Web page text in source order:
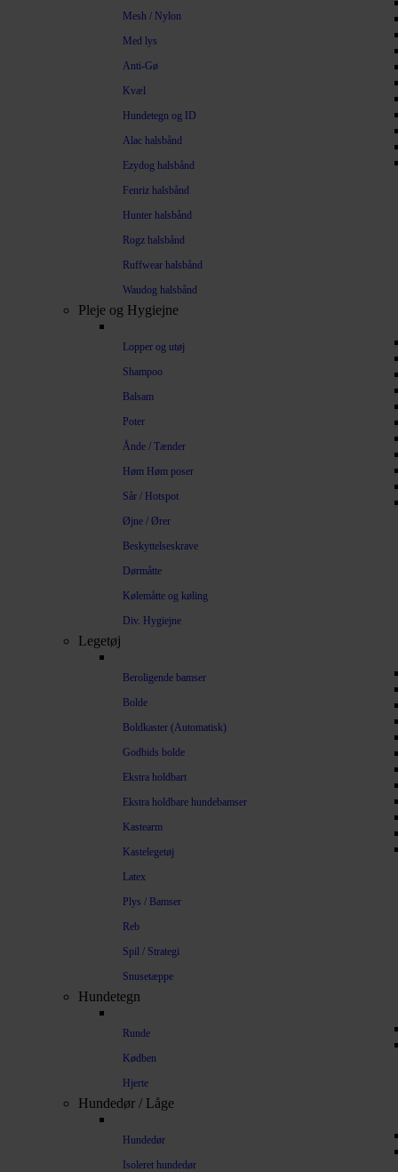
Mesh / Nylon
Med lys
Anti-Gø
Kvæl
Hundetegn og ID
Alac halsbånd
Ezydog halsbånd
Fenriz halsbånd
Hunter halsbånd
Rogz halsbånd
Ruffwear halsbånd
Waudog halsbånd
Pleje og Hygiejne
Lopper og utøj
Shampoo
Balsam
Poter
Ånde / Tænder
Høm Høm poser
Sår / Hotspot
Øjne / Ører
Beskyttelseskrave
Dørmåtte
Kølemåtte og køling
Div. Hygiejne
Legetøj
Beroligende bamser
Bolde
Boldkaster (Automatisk)
Godbids bolde
Ekstra holdbart
Ekstra holdbare hundebamser
Kastearm
Kastelegetøj
Latex
Plys / Bamser
Reb
Spil / Strategi
Snusetæppe
Hundetegn
Runde
Kødben
Hjerte
Hundedør / Låge
Hundedør
Isoleret hundedør